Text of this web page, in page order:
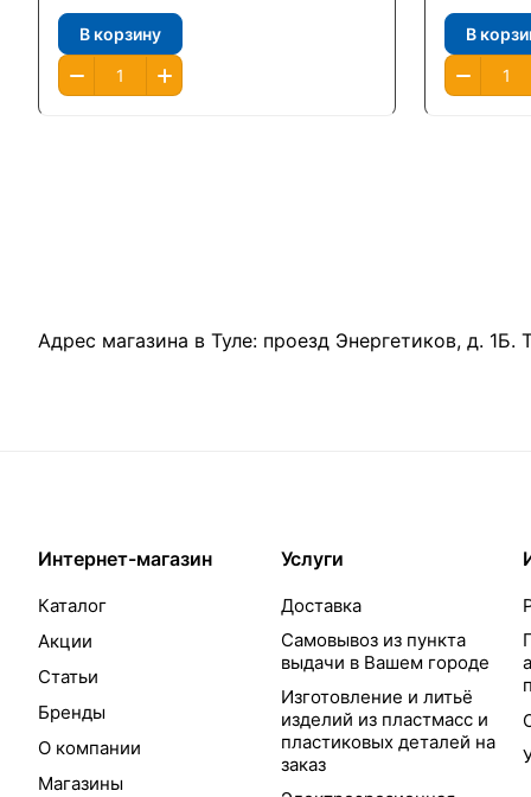
В корзину В
Адрес магазина в Туле: проезд Энергетиков, д. 1Б.
Интернет-магазин
Каталог
Акции
Статьи
Бренды
О компании
Магазины
Услуги
Доставка
Самовывоз из пункта
выдачи в Вашем городе
Изготовление и литьё
изделий из пластмасс и
пластиковых деталей на
заказ